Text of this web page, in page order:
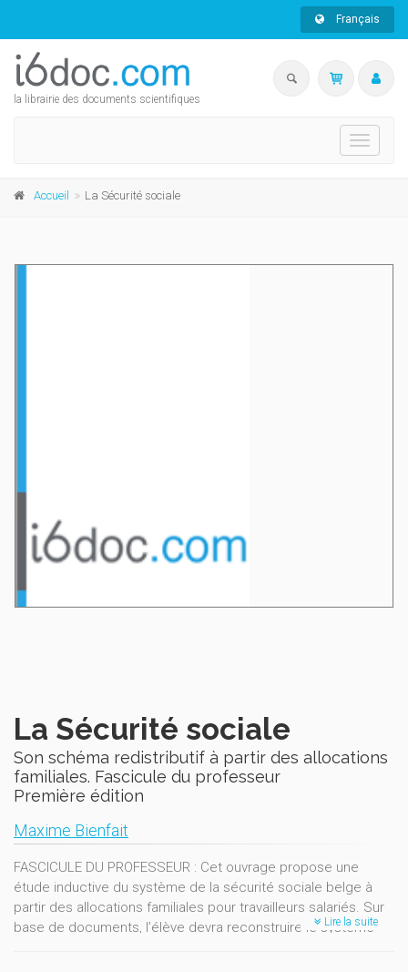
Français
la librairie des documents scientifiques
Toggle
Accueil La Sécurité sociale
La Sécurité sociale
Son schéma redistributif à partir des allocations
familiales. Fascicule du professeur
Première édition
Maxime Bienfait
FASCICULE DU PROFESSEUR : Cet ouvrage propose une
étude inductive du système de la sécurité sociale belge à
partir des allocations familiales pour travailleurs salariés. Sur
base de documents, l’élève devra reconstruire le système
Lire la suite